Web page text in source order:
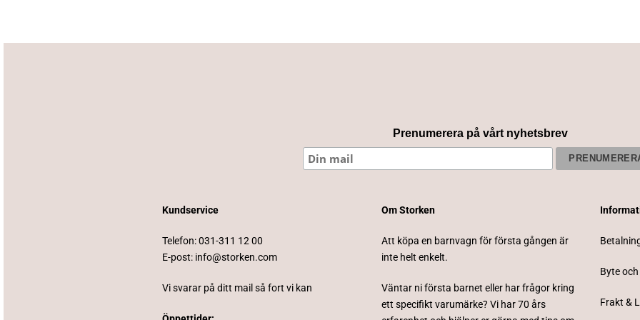
Prenumerera på vårt nyhetsbrev
Kundservice
Telefon:031-311 12 00
E-post: info@storken.com
Vi svarar på ditt mail så fort vi kan
Om Storken
Att köpa en barnvagn för första gången är
inte helt enkelt.
Väntar ni första barnet eller har frågor kring
ett specifikt varumärke? Vi har 70 års
Byte
Frakt &